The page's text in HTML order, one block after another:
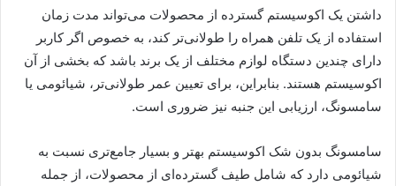
داشتن یک اکوسیستم گسترده از محصولات می‌تواند مدت زمان
استفاده از یک تلفن همراه را طولانی‌تر کند، به خصوص اگر کاربر
دارای چندین دستگاه لوازم مختلف از یک برند باشد که بخشی از آن
اکوسیستم هستند. بنابراین، برای تعیین عمر طولانی‌تر، شیائومی یا
سامسونگ، ارزیابی این جنبه نیز ضروری است.
سامسونگ بدون شک اکوسیستم بهتر و بسیار جامع‌تری نسبت به
شیائومی دارد که شامل طیف گسترده‌ای از محصولات، از جمله